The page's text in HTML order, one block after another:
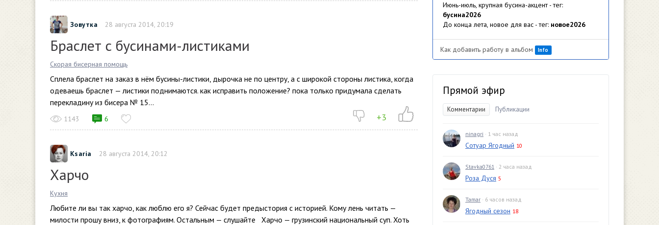
Зовутка 28 августа 2014, 20:19
Браслет с бусинами-листиками
Скорая бисерная помощь
Сплела браслет на заказ в нём бусины-листики, дырочка не по центру, а с широкой стороны листика, когда
одеваешь браслет — листики поднимаются. как исправить положение? пока только придумала сделать
перекладину из бисера № 15...
+3
1143 6
Ksaria 28 августа 2014, 20:12
Харчо
Кухня
Любите ли вы так харчо, как люблю его я? Сейчас будет предыстория с историей. Кому лень читать —
милости прошу вниз, к фотографиям. Остальным — слушайте Харчо — грузинский национальный суп. Хоть
Июнь-июль, крупная бусина-акцент - тег:
бусина2026
До конца лета, новое для вас - тег: новое2026
Как добавить работу в альбом Info
Прямой эфир
Комментарии Публикации
ninagri · 1 час назад
Сотуар Ягодный 10
Stavka0761 · 2 часа назад
Роза Дуся 5
Tamar · 6 часов назад
Ягодный сезон 18